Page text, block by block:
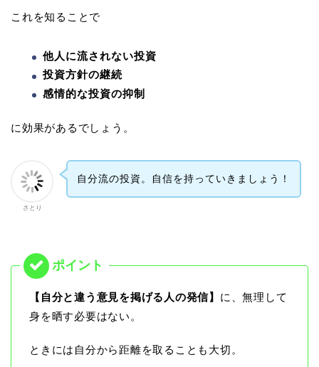
これを知ることで
他人に流されない投資
投資方針の継続
感情的な投資の抑制
に効果があるでしょう。
さとり
自分流の投資。自信を持っていきましょう！
【自分と違う意見を掲げる人の発信】 に、無理して
身を晒す必要はない。
ときには自分から距離を取ることも大切。